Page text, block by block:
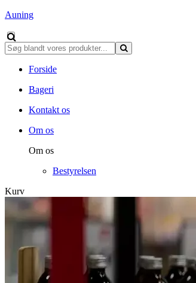
Auning
Forside
Bageri
Kontakt os
Om os
Om os
Bestyrelsen
Kurv